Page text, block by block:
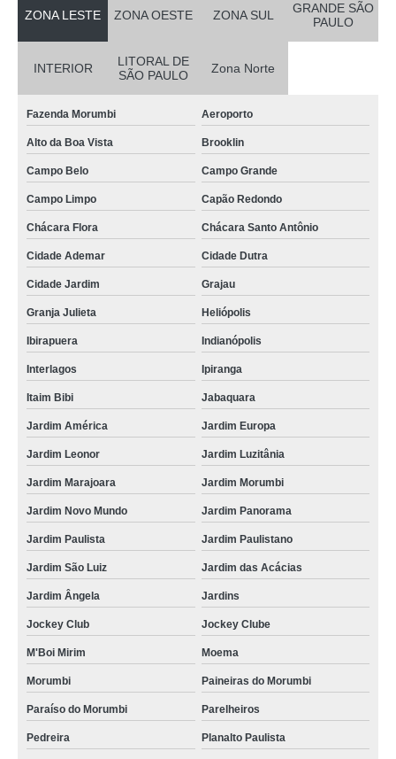
ZONA LESTE ZONA OESTE ZONA SUL
GRANDE SÃO
PAULO
INTERIOR
LITORAL DE
SÃO PAULO
Zona Norte
Fazenda Morumbi Aeroporto
Alto da Boa Vista Brooklin
Campo Belo Campo Grande
Campo Limpo Capão Redondo
Chácara Flora Chácara Santo Antônio
Cidade Ademar Cidade Dutra
Cidade Jardim Grajau
Granja Julieta Heliópolis
Ibirapuera Indianópolis
Interlagos Ipiranga
Itaim Bibi Jabaquara
Jardim América Jardim Europa
Jardim Leonor Jardim Luzitânia
Jardim Marajoara Jardim Morumbi
Jardim Novo Mundo Jardim Panorama
Jardim Paulista Jardim Paulistano
Jardim São Luiz Jardim das Acácias
Jardim Ângela Jardins
Jockey Club Jockey Clube
M'Boi Mirim Moema
Morumbi Paineiras do Morumbi
Paraíso do Morumbi Parelheiros
Pedreira Planalto Paulista